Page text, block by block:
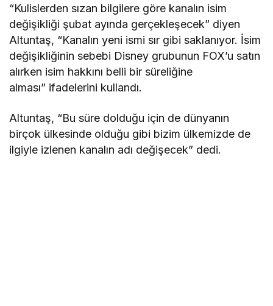
“Kulislerden sızan bilgilere göre kanalın isim
değişikliği şubat ayında gerçekleşecek” diyen
Altuntaş, “Kanalın yeni ismi sır gibi saklanıyor. İsim
değişikliğinin sebebi Disney grubunun FOX’u satın
alırken isim hakkını belli bir süreliğine
alması” ifadelerini kullandı.
Altuntaş, “Bu süre dolduğu için de dünyanın
birçok ülkesinde olduğu gibi bizim ülkemizde de
ilgiyle izlenen kanalın adı değişecek” dedi.